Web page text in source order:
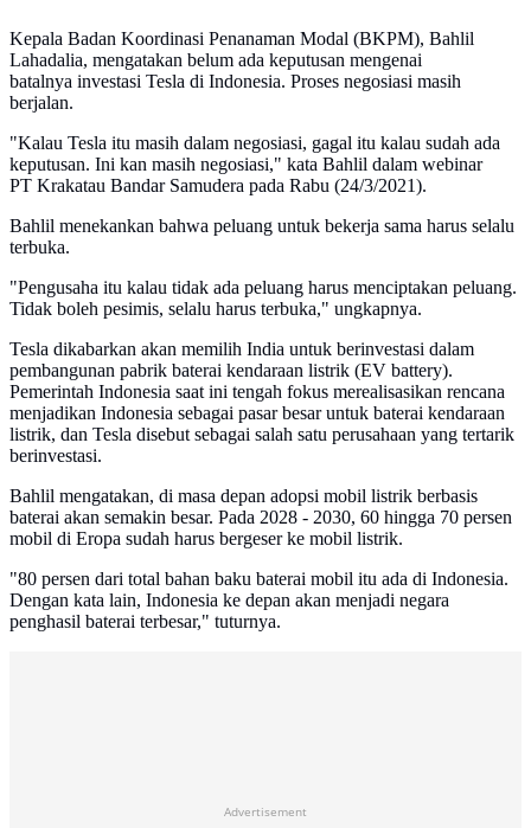
Kepala Badan Koordinasi Penanaman Modal (BKPM), Bahlil
Lahadalia, mengatakan belum ada keputusan mengenai
batalnya investasi Tesla di Indonesia. Proses negosiasi masih
berjalan.
"Kalau Tesla itu masih dalam negosiasi, gagal itu kalau sudah ada
keputusan. Ini kan masih negosiasi," kata Bahlil dalam webinar
PT Krakatau Bandar Samudera pada Rabu (24/3/2021).
Bahlil menekankan bahwa peluang untuk bekerja sama harus selalu
terbuka.
"Pengusaha itu kalau tidak ada peluang harus menciptakan peluang.
Tidak boleh pesimis, selalu harus terbuka," ungkapnya.
Tesla dikabarkan akan memilih India untuk berinvestasi dalam
pembangunan pabrik baterai kendaraan listrik (EV battery).
Pemerintah Indonesia saat ini tengah fokus merealisasikan rencana
menjadikan Indonesia sebagai pasar besar untuk baterai kendaraan
listrik, dan Tesla disebut sebagai salah satu perusahaan yang tertarik
berinvestasi.
Bahlil mengatakan, di masa depan adopsi mobil listrik berbasis
baterai akan semakin besar. Pada 2028 - 2030, 60 hingga 70 persen
mobil di Eropa sudah harus bergeser ke mobil listrik.
"80 persen dari total bahan baku baterai mobil itu ada di Indonesia.
Dengan kata lain, Indonesia ke depan akan menjadi negara
penghasil baterai terbesar," tuturnya.
Advertisement